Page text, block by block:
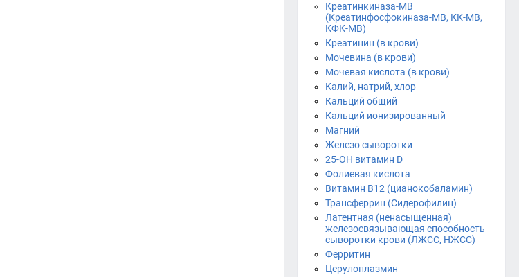
Креатинкиназа-МВ
(Креатинфосфокиназа-МВ, КК-МВ,
КФК-МВ)
Креатинин (в крови)
Мочевина (в крови)
Мочевая кислота (в крови)
Калий, натрий, хлор
Кальций общий
Кальций ионизированный
Магний
Железо сыворотки
25-OH витамин D
Фолиевая кислота
Витамин B12 (цианокобаламин)
Трансферрин (Сидерофилин)
Латентная (ненасыщенная)
железосвязывающая способность
сыворотки крови (ЛЖСС, НЖСС)
Ферритин
Церулоплазмин